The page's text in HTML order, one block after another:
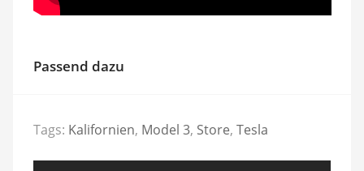
Passend dazu
Tags: Kalifornien, Model 3, Store, Tesla